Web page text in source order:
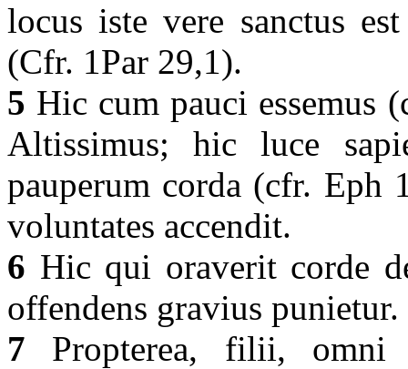
locus iste vere sanctus
(Cfr. 1Par 29,1).
5 Hic cum pauci essemus
Altissimus; hic luce
pauperum corda (cfr. Eph
voluntates accendit.
6 Hic qui oraverit corde
offendens gravius punietur.
7 Propterea, filii, omni